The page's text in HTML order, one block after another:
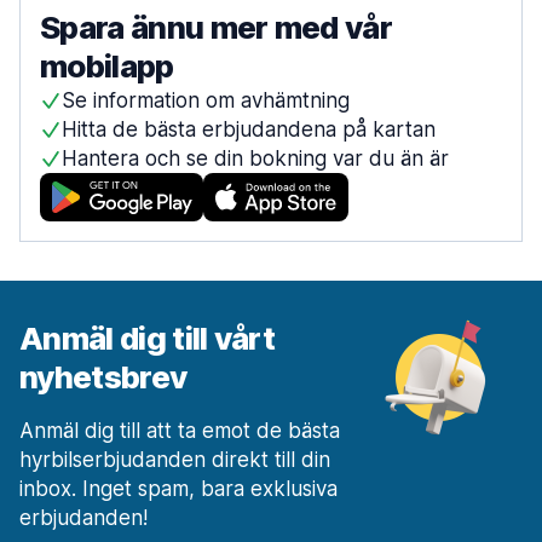
Trollhättan
30 erbjudanden på 2 platser
Trollhättan-Vänersborg flygplats
från 670,42 kr per dag
Umeå
118 erbjudanden på 3 platser
Uppsala
51 erbjudanden på 3 platser
Växjö
Ängelholm
50 erbjudanden på 2 platser
Ängelholm-Helsingborg flygplats
Spara ännu mer med vår
mobilapp
Se information om avhämtning
Hitta de bästa erbjudandena på kartan
Hantera och se din bokning var du än är
Anmäl dig till vårt
nyhetsbrev
Anmäl dig till att ta emot de bästa
hyrbilserbjudanden direkt till din
inbox. Inget spam, bara exklusiva
erbjudanden!